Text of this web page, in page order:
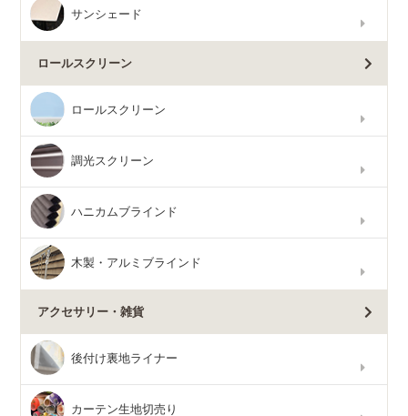
サンシェード
ロールスクリーン
ロールスクリーン
調光スクリーン
ハニカムブラインド
木製・アルミブラインド
アクセサリー・雑貨
後付け裏地ライナー
カーテン生地切売り